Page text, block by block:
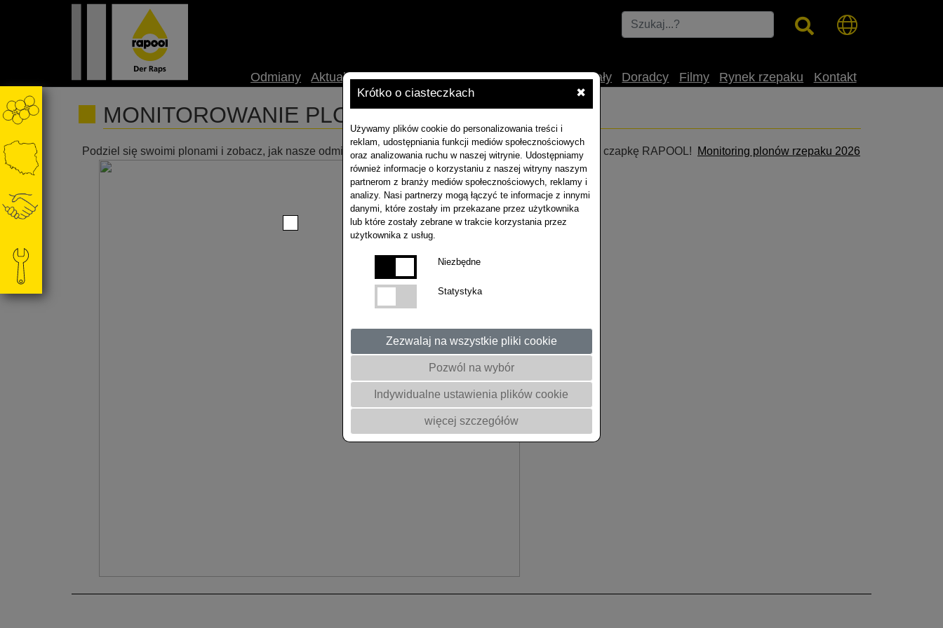
Krótko o ciasteczkach ✖
Używamy plików cookie do personalizowania treści i
reklam, udostępniania funkcji mediów społecznościowych
oraz analizowania ruchu w naszej witrynie. Udostępniamy
również informacje o korzystaniu z naszej witryny naszym
partnerom z branży mediów społecznościowych, reklamy i
analizy. Nasi partnerzy mogą łączyć te informacje z innymi
danymi, które zostały im przekazane przez użytkownika
lub które zostały zebrane w trakcie korzystania przez
użytkownika z usług.
Niezbędne
Statystyka
Zezwalaj na wszystkie pliki cookie
Pozwól na wybór
Indywidualne ustawienia plików cookie
więcej szczegółów
Odmiany Aktualności O nas Uprawa Technologia Materiały Doradcy Filmy Rynek rzepaku Kontakt
MONITOROWANIE PLONU
Podziel się swoimi plonami i zobacz, jak nasze odmiany plonowały u innych! Wypełnij formularz i zgarnij czapkę RAPOOL! Monitoring plonów rzepaku 2026